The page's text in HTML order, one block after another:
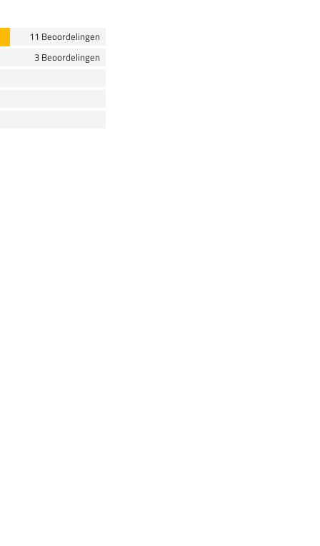
11 Beoordelingen
3 Beoordelingen